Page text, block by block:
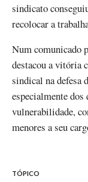
sindicato
recolocar a
Num comunicado
destacou a vitória
sindical na defesa
especialmente dos
vulnerabilidade,
menores a seu
TÓPICO